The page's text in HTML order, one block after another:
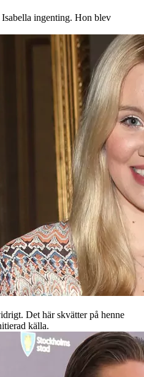
Isabella ingenting. Hon blev
Det här skvätter på henne
källa.